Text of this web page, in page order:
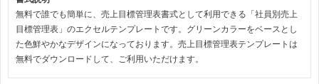
無料で誰でも簡単に、売上目標管理表書式として利用できる「社員別売上
目標管理表」のエクセルテンプレートです。グリーンカラーをベースとし
た色鮮やかなデザインになっております。売上目標管理表テンプレートは
無料でダウンロードして、ご利用いただけます。